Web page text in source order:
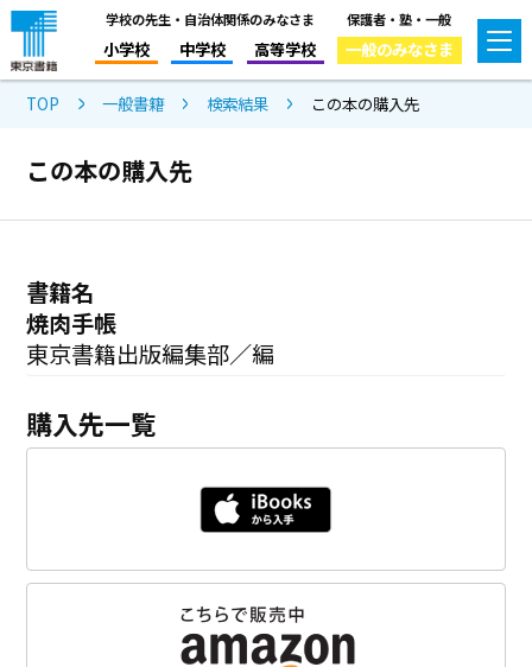
学校の先生・自治体関係のみなさま
小学校 中学校 高等学校
保護者・塾・一般
一般のみなさま
TOP 一般書籍 検索結果 この本の購入先
この本の購入先
書籍名
焼肉手帳
東京書籍出版編集部／編
購入先一覧